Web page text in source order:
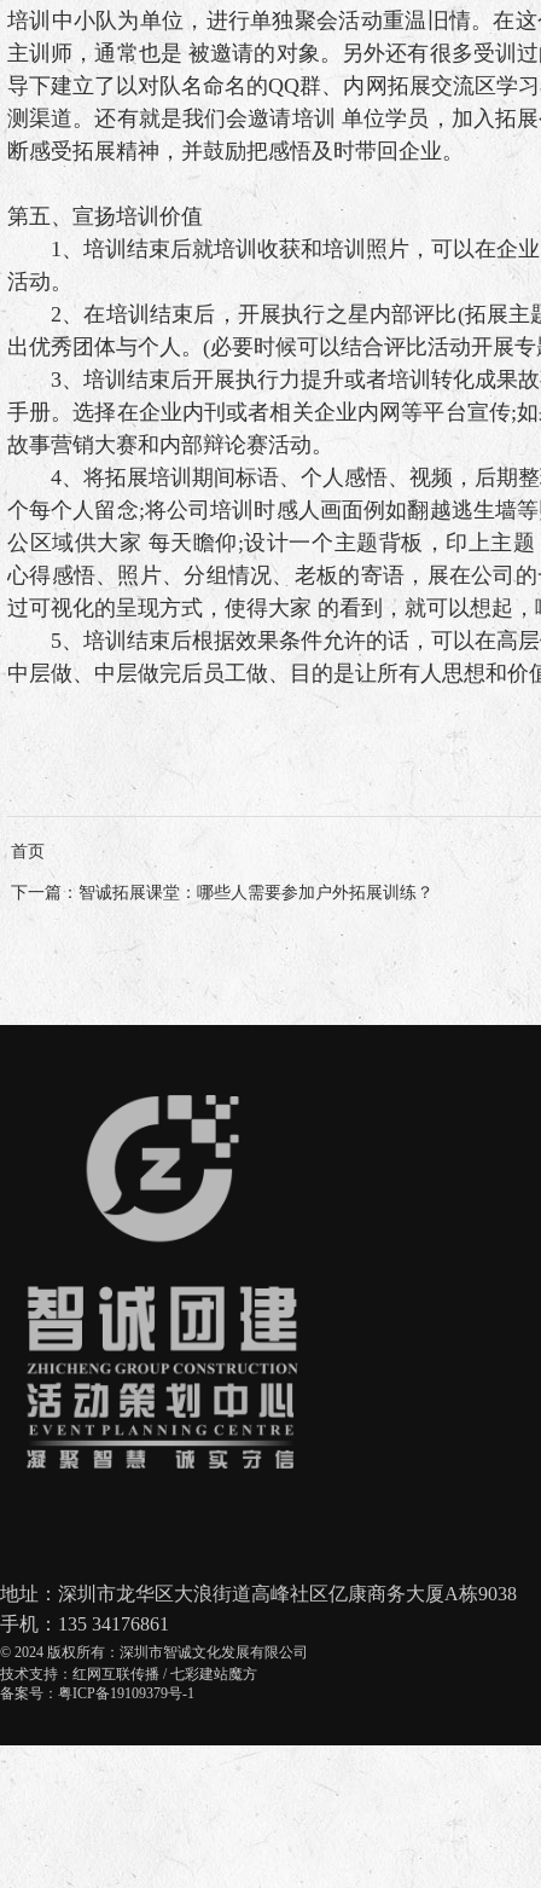
培训中小队为单位，进行单独聚会活动重温旧情。在
主训师，通常也是 被邀请的对象。另外还有很多受训
导下建立了以对队名命名的QQ群、内网拓展交流区学
测渠道。还有就是我们会邀请培训 单位学员，加入拓
断感受拓展精神，并鼓励把感悟及时带回企业。
第五、宣扬培训价值
1、培训结束后就培训收获和培训照片，可以在企业
活动。
2、在培训结束后，开展执行之星内部评比(拓展主
出优秀团体与个人。(必要时候可以结合评比活动开展
3、培训结束后开展执行力提升或者培训转化成果故
手册。选择在企业内刊或者相关企业内网等平台宣传;
故事营销大赛和内部辩论赛活动。
4、将拓展培训期间标语、个人感悟、视频，后期整
个每个人留念;将公司培训时感人画面例如翻越逃生墙
公区域供大家 每天瞻仰;设计一个主题背板，印上主
心得感悟、照片、分组情况、老板的寄语，展在公司
过可视化的呈现方式，使得大家 的看到，就可以想起
5、培训结束后根据效果条件允许的话，可以在高层
中层做、中层做完后员工做、目的是让所有人思想和价
首页
下一篇：智诚拓展课堂：哪些人需要参加户外拓展训练？
地址：深圳市龙华区大浪街道高峰社区亿康商务大厦A栋9038
手机：135 34176861
© 2024 版权所有：深圳市智诚文化发展有限公司
技术支持： 红网互联传播 /七彩建站魔方
备案号：粤ICP备19109379号-1